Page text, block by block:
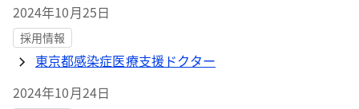
2024年10月25日
採用情報
東京都感染症医療支援ドクター
2024年10月24日